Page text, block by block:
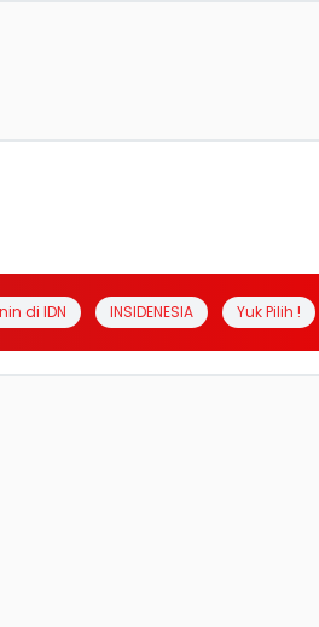
di IDN INSIDENESIA Yuk Pilih !